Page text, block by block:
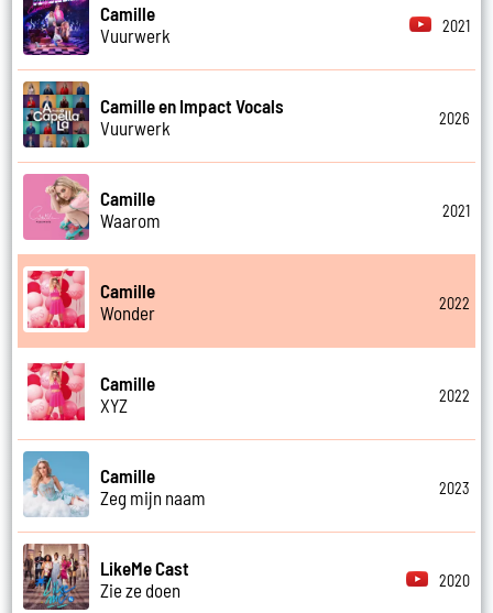
Camille
Vuurwerk
2021
Camille en Impact Vocals
Vuurwerk
2026
Camille
Waarom
2021
Camille
Wonder
2022
Camille
XYZ
2022
Camille
Zeg mijn naam
2023
LikeMe Cast
Zie ze doen
2020